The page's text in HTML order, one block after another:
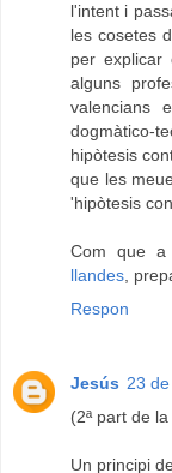
l'intent i
les cosetes
per
alguns
valencians
dogmàtico-
hipòtesis
que les
'hipòtesis
Com que a
llandes,
Respon
Jesús 23
(2ª part de
Un principi